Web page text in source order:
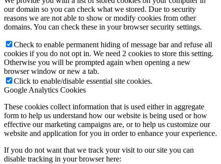
our domain so you can check what we stored. Due to security
reasons we are not able to show or modify cookies from other
domains. You can check these in your browser security settings.
Check to enable permanent hiding of message bar and refuse all
cookies if you do not opt in. We need 2 cookies to store this setting.
Otherwise you will be prompted again when opening a new
browser window or new a tab.
Click to enable/disable essential site cookies.
Google Analytics Cookies
These cookies collect information that is used either in aggregate
form to help us understand how our website is being used or how
effective our marketing campaigns are, or to help us customize our
website and application for you in order to enhance your experience.
If you do not want that we track your visit to our site you can
disable tracking in your browser here: